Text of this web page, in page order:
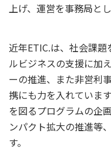
上げ、運営を事務局と
近年ETIC.は、社会課
ルビジネスの支援に加
ーの推進、また非営利
携にも力を入れていま
を図るプログラムの企
ンパクト拡大の推進等
す。